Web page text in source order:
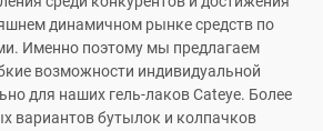
динамичном рынке средств по
Именно поэтому мы предлагаем
возможности индивидуальной
для наших гель-лаков Cateye. Более
вариантов бутылок и колпачков